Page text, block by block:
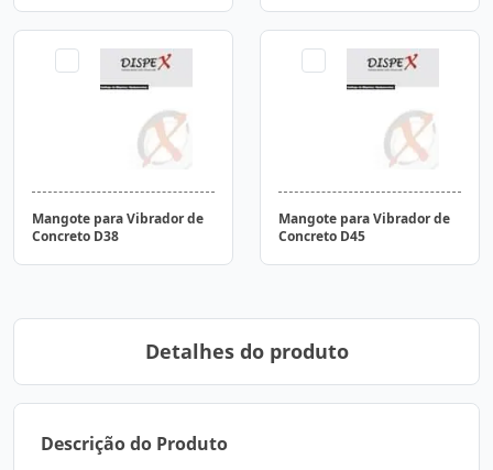
Mangote para Vibrador de
Concreto D38
Mangote para Vibrador de
Concreto D45
Detalhes do produto
Descrição do Produto